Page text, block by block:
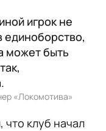
игрок не
единоборство,
может быть
«Локомотива»
что клуб начал